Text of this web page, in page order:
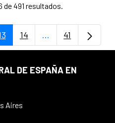
de 491 resultados.
Use TAB para
PáginaPágina
14 ...PáginasPágina
41
DE ESPAÑA EN
Aires